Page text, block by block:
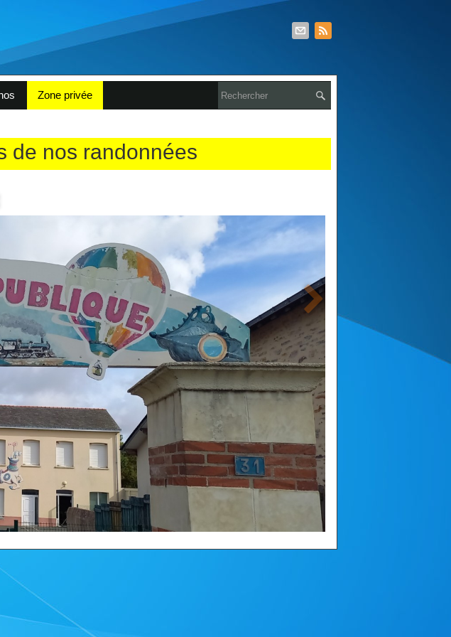
Zone privée
de nos randonnées